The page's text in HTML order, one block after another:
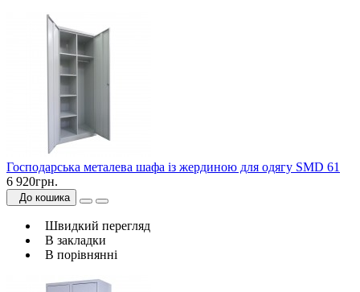
Господарська металева шафа із жердиною для одягу SMD 61
6 920грн.
До кошика
Швидкий перегляд
В закладки
В порівнянні